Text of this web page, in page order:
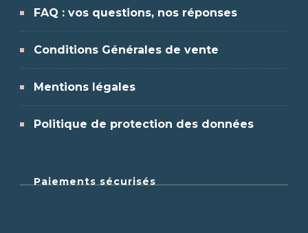
FAQ : vos questions, nos réponses
Conditions Générales de vente
Mentions légales
Politique de protection des données
Paiements sécurisés